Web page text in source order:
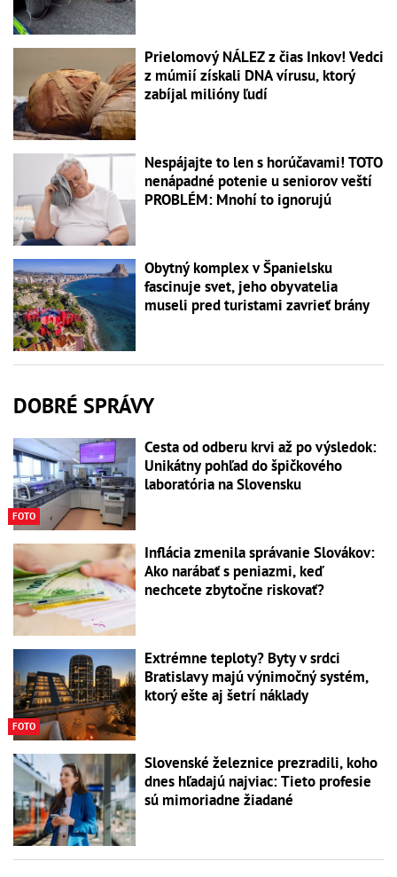
Prielomový NÁLEZ z čias Inkov! Vedci
z múmií získali DNA vírusu, ktorý
zabíjal milióny ľudí
Nespájajte to len s horúčavami! TOTO
nenápadné potenie u seniorov veští
PROBLÉM: Mnohí to ignorujú
Obytný komplex v Španielsku
fascinuje svet, jeho obyvatelia
museli pred turistami zavrieť brány
DOBRÉ SPRÁVY
FOTO
Cesta od odberu krvi až po výsledok:
Unikátny pohľad do špičkového
laboratória na Slovensku
Inflácia zmenila správanie Slovákov:
Ako narábať s peniazmi, keď
nechcete zbytočne riskovať?
FOTO
Extrémne teploty? Byty v srdci
Bratislavy majú výnimočný systém,
ktorý ešte aj šetrí náklady
Slovenské železnice prezradili, koho
dnes hľadajú najviac: Tieto profesie
sú mimoriadne žiadané